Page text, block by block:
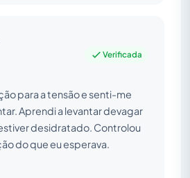
Verificada
para a tensão e senti-me
Aprendi a levantar devagar
desidratado. Controlou
do que eu esperava.